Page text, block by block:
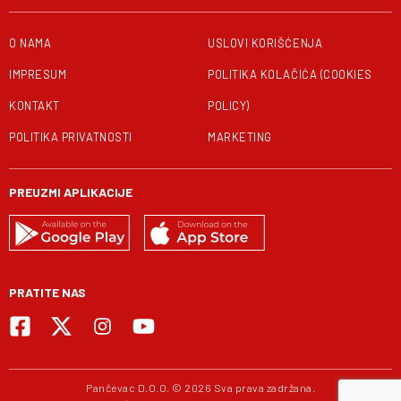
O NAMA
IMPRESUM
KONTAKT
POLITIKA PRIVATNOSTI
USLOVI KORIŠĆENJA
POLITIKA KOLAČIĆA (COOKIES
POLICY)
MARKETING
PREUZMI APLIKACIJE
PRATITE NAS
Pančevac D.O.O. © 2026 Sva prava zadržana.